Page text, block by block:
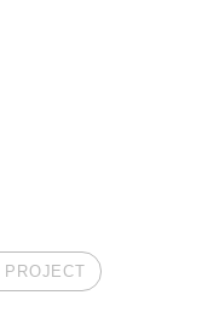
PROJECT